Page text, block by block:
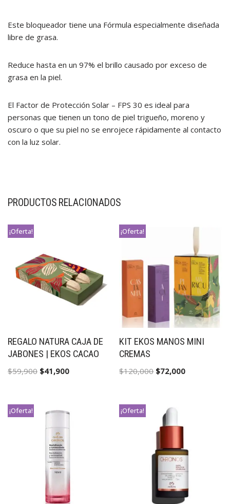
Este bloqueador tiene una Fórmula especialmente diseñada
libre de grasa.
Reduce hasta en un 97% el brillo causado por exceso de
grasa en la piel.
El Factor de Protección Solar – FPS 30 es ideal para
personas que tienen un tono de piel trigueño, moreno y
oscuro o que su piel no se enrojece rápidamente al contacto
con la luz solar.
PRODUCTOS RELACIONADOS
¡Oferta!
REGALO NATURA CAJA DE
JABONES | EKOS CACAO
$59,900 $41,900
¡Oferta!
KIT EKOS MANOS MINI
CREMAS
$120,000 $72,000
¡Oferta! ¡Oferta!